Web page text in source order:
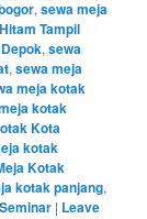
,sewa meja
Tampil
,sewa
,sewa meja
meja kotak
kotak
Kota
kotak
Kotak
kotak panjang,
| Leave